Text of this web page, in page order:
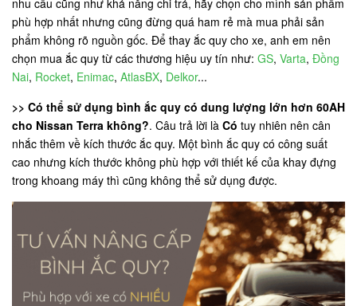
nhu cầu cũng như khả năng chi trả, hãy chọn cho mình sản phẩm
phù hợp nhất nhưng cũng đừng quá ham rẻ mà mua phải sản
phẩm không rõ nguồn gốc. Để thay ắc quy cho xe, anh em nên
chọn mua ắc quy từ các thương hiệu uy tín như: GS, Varta, Đồng
Nai, Rocket, Enimac, AtlasBX, Delkor...
>> Có thể sử dụng bình ắc quy có dung lượng lớn hơn 60AH
cho Nissan Terra không?. Câu trả lời là Có tuy nhiên nên cân
nhắc thêm về kích thước ắc quy. Một bình ắc quy có công suất
cao nhưng kích thước không phù hợp với thiết kế của khay đựng
trong khoang máy thì cũng không thể sử dụng được.